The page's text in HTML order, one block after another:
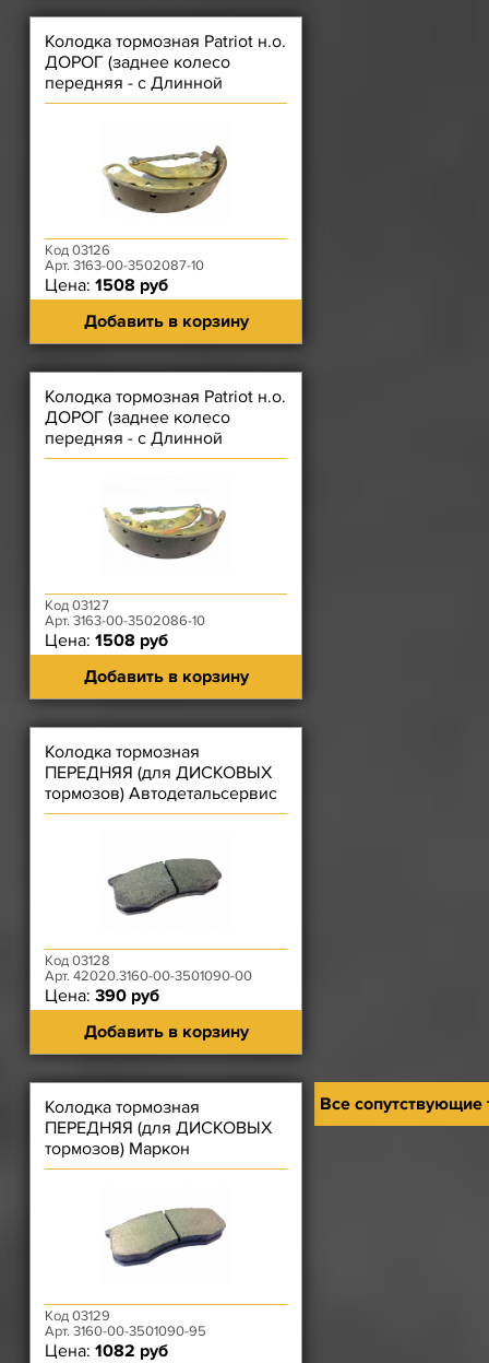
Колодка тормозная Patriot н.о.
ДОРОГ (заднее колесо
передняя - с Длинной
накладкой) с РычсТяг ЛЕВАЯ
Код 03126
Арт. 3163-00-3502087-10
Цена: 1508 руб
Добавить в корзину
Колодка тормозная Patriot н.о.
ДОРОГ (заднее колесо
передняя - с Длинной
накладкой) с РычсТяг ПРАВАЯ
Код 03127
Арт. 3163-00-3502086-10
Цена: 1508 руб
Добавить в корзину
Колодка тормозная
ПЕРЕДНЯЯ (для ДИСКОВЫХ
тормозов) Автодетальсервис
Код 03128
Арт. 42020.3160-00-3501090-00
Цена: 390 руб
Добавить в корзину
Колодка тормозная
ПЕРЕДНЯЯ (для ДИСКОВЫХ
тормозов) Маркон
Код 03129
Арт. 3160-00-3501090-95
Цена: 1082 руб
Все сопутствующие